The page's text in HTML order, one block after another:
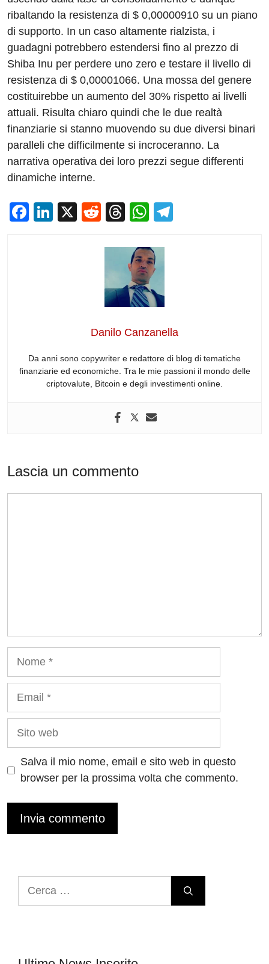
ribaltando la resistenza di $ 0,00000910 su un piano
di supporto. In un caso altamente rialzista, i
guadagni potrebbero estendersi fino al prezzo di
Shiba Inu per perdere uno zero e testare il livello di
resistenza di $ 0,00001066. Una mossa del genere
costituirebbe un aumento del 30% rispetto ai livelli
attuali. Risulta chiaro quindi che le due realtà
finanziarie si stanno muovendo su due diversi binari
paralleli che difficilmente si incroceranno. La
narrativa operativa dei loro prezzi segue differenti
dinamiche interne.
F
Li
X
R
d
di
t
T
e
a
d
s
W
at
s
A
p
p
Danilo Canzanella
Da anni sono copywriter e redattore di blog di tematiche
finanziarie ed economiche. Tra le mie passioni il mondo delle
criptovalute, Bitcoin e degli investimenti online.
Lascia un commento
Sito
Salva il mio nome, email e sito web in questo
browser per la prossima volta che commento.